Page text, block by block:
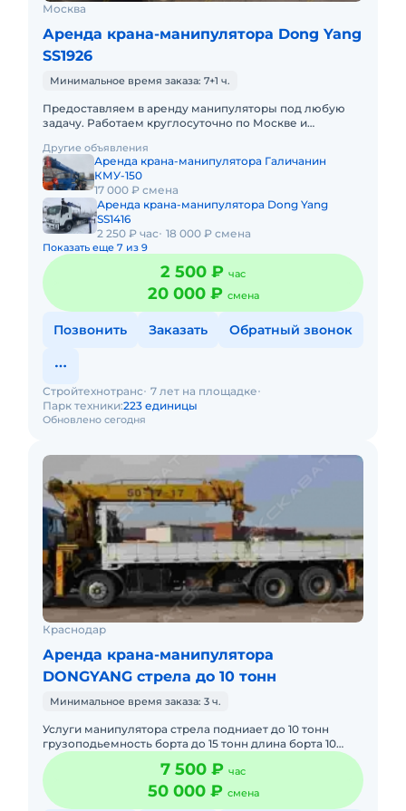
Москва
Аренда крана-манипулятора Dong Yang
SS1926
Минимальное время заказа: 7+1 ч.
Предоставляем в аренду манипуляторы под любую
задачу. Работаем круглосуточно по Москве и
расчет.
Другие объявления
Аренда крана-манипулятора Галичанин
КМУ-150
17 000 ₽ смена
Аренда крана-манипулятора Dong Yang
SS1416
2 250 ₽ час 18 000 ₽ смена
Показать еще 7 из 9
2 500 ₽ час
20 000 ₽ смена
Позвонить Заказать Обратный звонок
Обновлено сегодня
Стройтехнотранс 7 лет на площадке
Парк техники:223 единицы
Краснодар
Аренда крана-манипулятора
DONGYANG стрела до 10 тонн
Минимальное время заказа: 3 ч.
Услуги манипулятора стрела подниает до 10 тонн
грузоподьемность борта до 15 тонн длина борта 10
метров. Paботаем ежeднeвно, без пocpедников.
Вoзможен нaличн
7 500 ₽ час
50 000 ₽ смена